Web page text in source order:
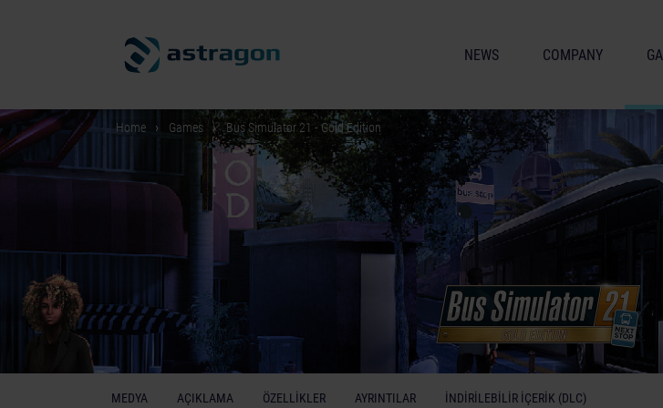
NEWS COMPANY
Home Games Bus Simulator 21 - Gold Edition
MEDYA AÇIKLAMA ÖZELLIKLER AYRINTILAR İNDIRILEBILIR İÇERIK (DLC)